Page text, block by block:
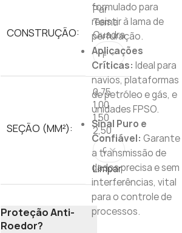
CONSTRUÇÃO:
Par
Terna
Quadra
SEÇÃO (MM²):
0,75
1,00
1,50
2,50
Limpar
Proteção Anti-
Roedor?
formulado para
resistir à lama de
perfuração.
Aplicações
Críticas: Ideal para
navios, plataformas
de petróleo e gás, e
unidades FPSO.
Sinal Puro e
Confiável: Garante
a transmissão de
dados precisa e sem
interferências, vital
para o controle de
processos.